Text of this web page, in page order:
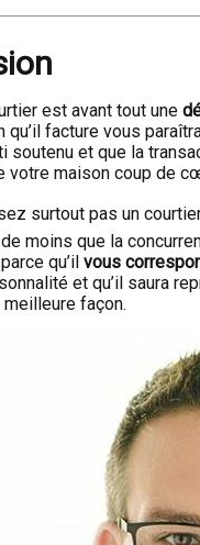
est avant tout une
qu’il facture vous
soutenu et que la
votre maison coup de
surtout pas un
de moins que la
qu’il vous
et qu’il saura
façon.